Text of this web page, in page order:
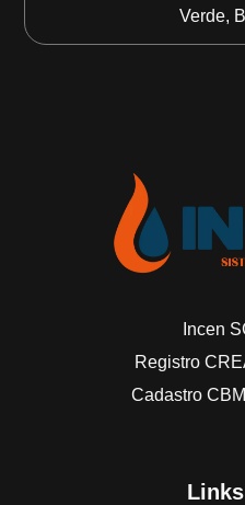
Verde,
Incen
Registro
Cadastro